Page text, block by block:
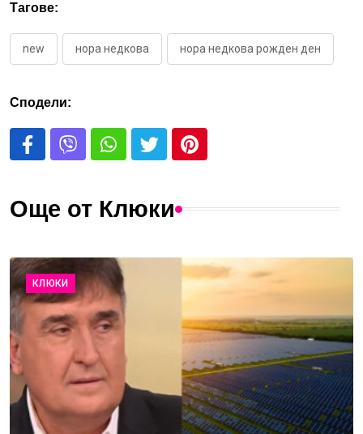
Тагове:
new нора недкова нора недкова рожден ден
Сподели:
Още от Клюки
КЛЮКИ